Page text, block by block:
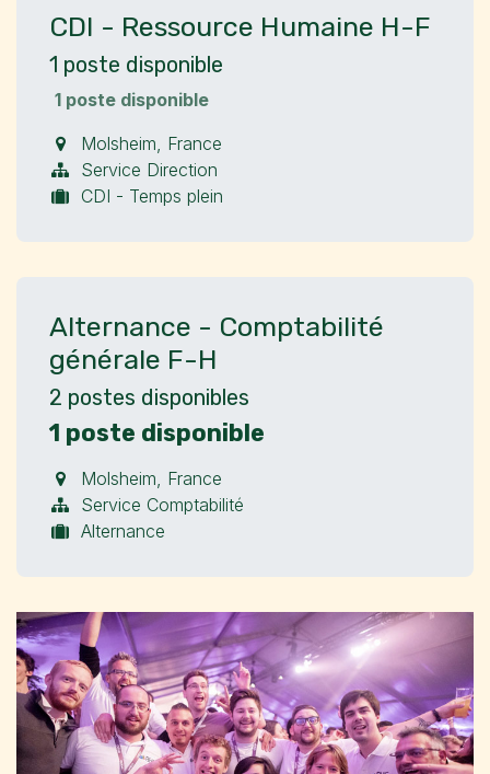
CDI - Ressource Humaine H-F
1 poste disponible
1 poste disponible
Molsheim, France
Service Direction
CDI - Temps plein
Alternance - Comptabilité
générale F-H
2 postes disponibles
1 poste disponible
Molsheim, France
Service Comptabilité
Alternance